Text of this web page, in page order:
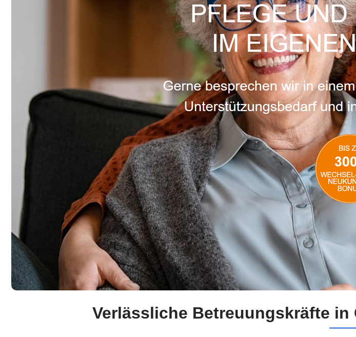
Verlässliche Betreuungskräfte